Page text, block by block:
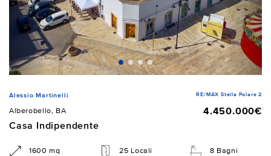
Alessio Martinelli RE/MAX Stella Polare 2
Alberobello, BA
4.450.000€
Casa Indipendente
1600 mq 25 Locali 8 Bagni